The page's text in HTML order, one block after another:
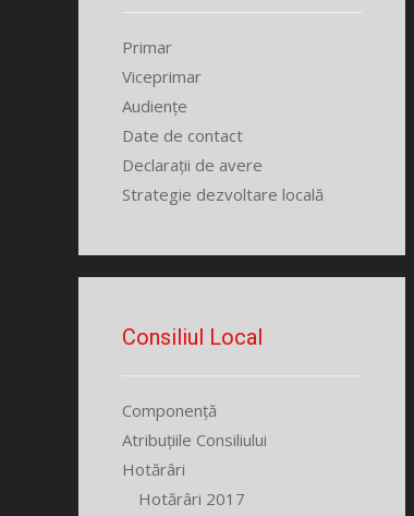
Primar
Viceprimar
Audiențe
Date de contact
Declarații de avere
Strategie dezvoltare locală
Consiliul Local
Componență
Atribuțiile Consiliului
Hotărâri
Hotărâri 2017